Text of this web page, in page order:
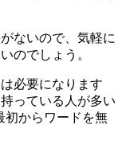
ないので、気軽に
のでしょう。
必要になります
っている人が多い
初からワードを無